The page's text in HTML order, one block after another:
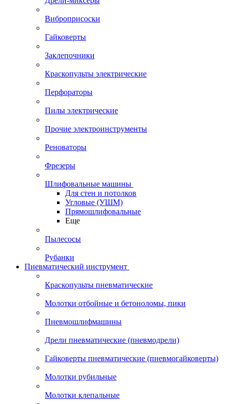
Виброприсоски
Гайковерты
Заклепочники
Краскопульты электрические
Перфораторы
Пилы электрические
Прочие электроинструменты
Реноваторы
Фрезеры
Шлифовальные машины
Для стен и потолков
Угловые (УШМ)
Прямошлифовальные
Еще
Пылесосы
Рубанки
Пневматический инструмент
Краскопульты пневматические
Молотки отбойные и бетоноломы, пики
Пневмошлифмашины
Дрели пневматические (пневмодрели)
Гайковерты пневматические (пневмогайковерты)
Молотки рубильные
Молотки клепальные